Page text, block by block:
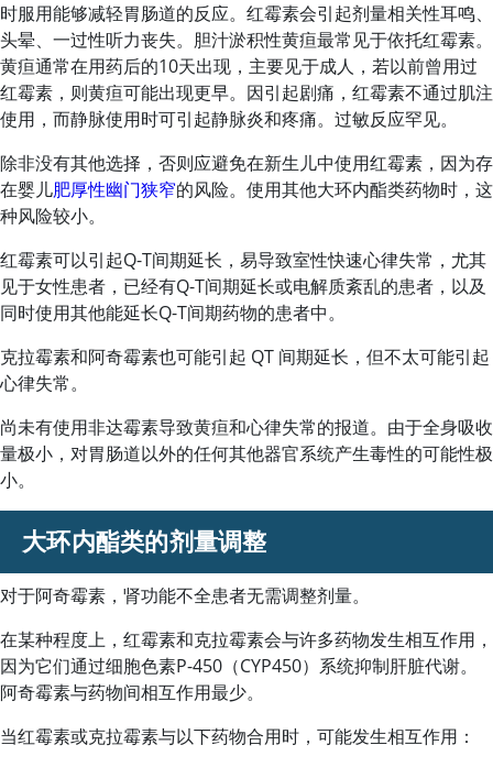
时服用能够减轻胃肠道的反应。 红霉素会引起剂量相关性耳鸣、
头晕、一过性听力丧失。胆汁淤积性黄疸最常见于依托红霉素。
黄疸通常在用药后的10天出现，主要见于成人，若以前曾用过
红霉素 ，则黄疸可能出现更早。因引起剧痛， 红霉素不通过肌注
使用，而静脉使用时可引起静脉炎和疼痛。过敏反应罕见。
除非没有其他选择，否则应避免在新生儿中使用红霉素，因为存
在婴儿肥厚性幽门狭窄的风险。使用其他大环内酯类药物时，这
种风险较小。
红霉素可以引起Q-T间期延长，易导致室性快速心律失常，尤其
见于女性患者，已经有Q-T间期延长或电解质紊乱的患者，以及
同时使用其他能延长Q-T间期药物的患者中。
克拉霉素和阿奇霉素也可能引起 QT 间期延长，但不太可能引起
心律失常。
尚未有使用非达霉素导致黄疸和心律失常的报道。由于全身吸收
量极小，对胃肠道以外的任何其他器官系统产生毒性的可能性极
小。
大环内酯类的剂量调整
对于阿奇霉素，肾功能不全患者无需调整剂量。
在某种程度上，红霉素和克拉霉素会与许多药物发生相互作用，
因为它们通过细胞色素P-450（CYP450）系统抑制肝脏代谢。
阿奇霉素与药物间相互作用最少。
当红霉素或克拉霉素与以下药物合用时，可能发生相互作用：